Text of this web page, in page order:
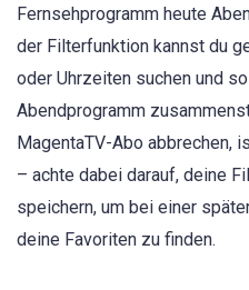
Fernsehprogramm heute
der Filterfunktion kannst du
oder Uhrzeiten suchen und
Abendprogramm
MagentaTV-Abo abbrechen,
– achte dabei darauf, deine
speichern, um bei einer
deine Favoriten zu finden.